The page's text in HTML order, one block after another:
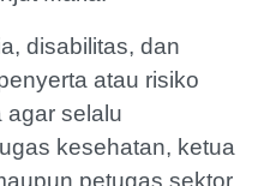
disabilitas, dan
atau risiko
agar selalu
kesehatan, ketua
petugas sektor